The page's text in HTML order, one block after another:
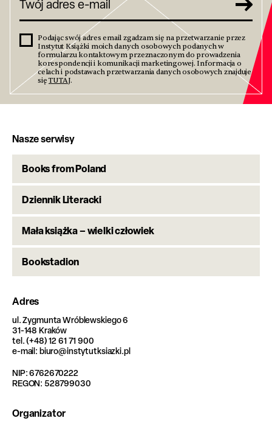
Podając swój adres email zgadzam się na przetwarzanie przez
Instytut Książki moich danych osobowych podanych w
formularzu kontaktowym przeznaczonym do prowadzenia
korespondencji i komunikacji marketingowej. Informacja o
celach i podstawach przetwarzania danych osobowych znajduje
sięTUTAJ.
Nasze serwisy
Books from Poland
Dziennik Literacki
Mała książka – wielki człowiek
Bookstadion
Adres
ul. Zygmunta Wróblewskiego 6
31-148 Kraków
tel. (+48) 12 61 71 900
e-mail: biuro@instytutksiazki.pl
NIP: 6762670222
REGON: 528799030
Organizator